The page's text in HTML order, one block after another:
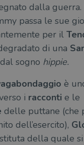
dalla guerra.
passa le sue
per il
di una
sogno hippie.
è
i racconti e le
delle puttane (che
dell’esercito),
della quale